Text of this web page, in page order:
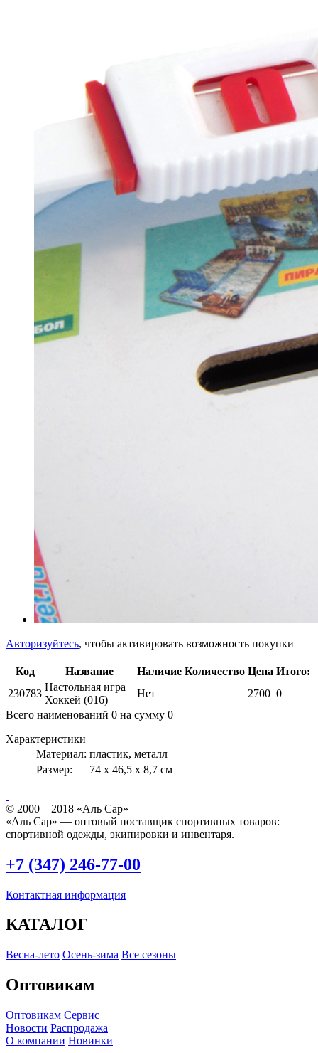
Авторизуйтесь, чтобы активировать возможность покупки
Код Название Наличие Количество Цена Итого:
230783
Настольная игра
Хоккей (016)
Нет 2700 0
Всего наименований 0 на сумму 0
Характеристики
Материал: пластик, металл
Размер:
74 х 46,5 х 8,7 см
© 2000—2018 «Аль Сар»
«Аль Сар» — оптовый поставщик спортивных товаров:
спортивной одежды, экипировки и инвентаря.
+7 (347) 246-77-00
Контактная информация
КАТАЛОГ
Весна-лето Осень-зима Все сезоны
Оптовикам
Оптовикам Сервис
Новости Распродажа
О компании Новинки